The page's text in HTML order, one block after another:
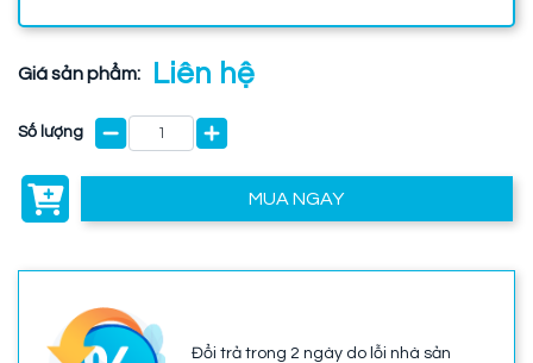
Giá sản phẩm: Liên hệ
Số lượng
MUA NGAY
Đổi trả trong 2 ngày do lỗi nhà sản